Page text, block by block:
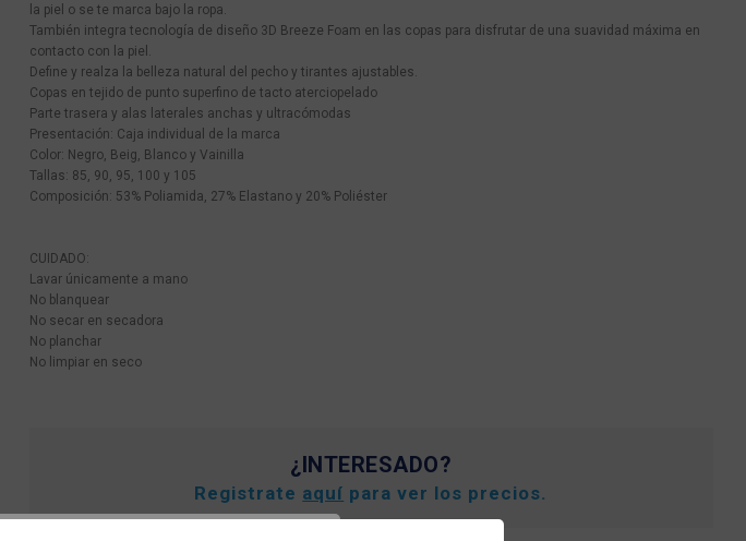
la piel o se te marca bajo la ropa.
También integra tecnología de diseño 3D Breeze Foam en las copas para disfrutar de una suavidad máxima en
contacto con la piel.
Define y realza la belleza natural del pecho y tirantes ajustables.
Copas en tejido de punto superfino de tacto aterciopelado
Parte trasera y alas laterales anchas y ultracómodas
Presentación: Caja individual de la marca
Color: Negro, Beig, Blanco y Vainilla
Tallas: 85, 90, 95, 100 y 105
Composición: 53% Poliamida, 27% Elastano y 20% Poliéster
CUIDADO:
Lavar únicamente a mano
No blanquear
No secar en secadora
No planchar
No limpiar en seco
¿INTERESADO?
Registrate aquí para ver los precios.